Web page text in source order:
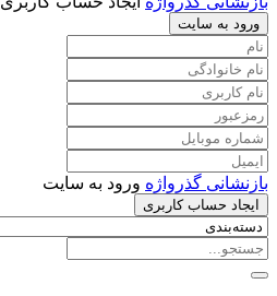
ورود به سایت
بازنشانی گذرواژه ورود به سایت
ایجاد حساب کاربری